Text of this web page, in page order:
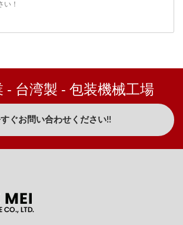
い！
- 台湾製 - 包装機械工場
ぐお問い合わせください!!